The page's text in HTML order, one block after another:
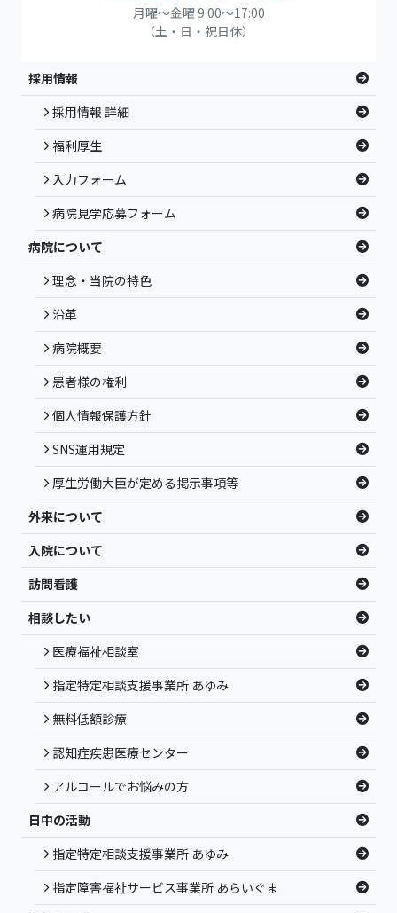
月曜～金曜 9:00～17:00
（土・日・祝日休）
採用情報
採用情報 詳細
福利厚生
入力フォーム
病院見学応募フォーム
病院について
理念・当院の特色
沿革
病院概要
患者様の権利
個人情報保護方針
SNS運用規定
厚生労働大臣が定める掲示事項等
外来について
入院について
訪問看護
相談したい
医療福祉相談室
指定特定相談支援事業所 あゆみ
無料低額診療
認知症疾患医療センター
アルコールでお悩みの方
日中の活動
指定特定相談支援事業所 あゆみ
指定障害福祉サービス事業所 あらいぐま